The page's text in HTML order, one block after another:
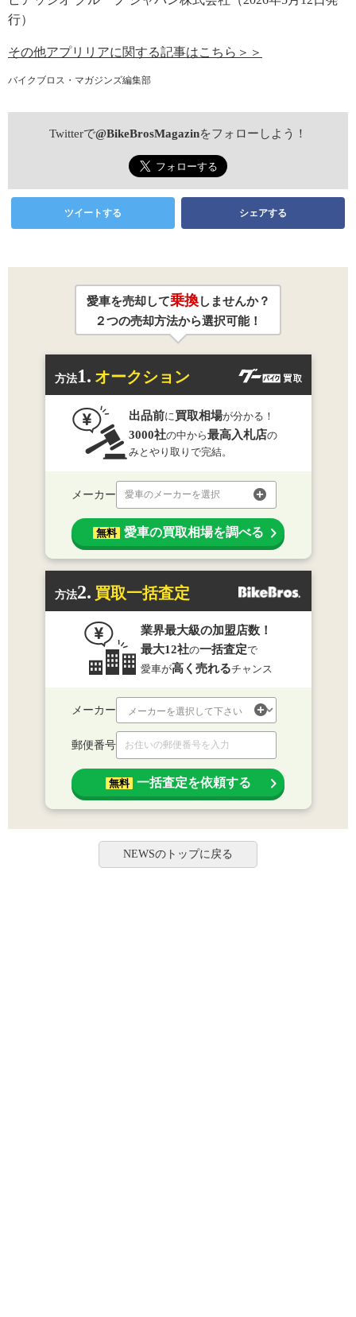
行）
その他アプリリアに関する記事はこちら＞＞
バイクブロス・マガジンズ編集部
Twitterで@BikeBrosMagazinをフォローしよう！
ツイートする シェアする
愛車を売却して乗換しませんか？
２つの売却方法から選択可能！
方法1. オークション
出品前に買取相場が分かる！
3000社の中から最高入札店の
みとやり取りで完結。
メーカー 愛車のメーカーを選択
無料 愛車の買取相場を調べる
方法2. 買取一括査定
業界最大級の加盟店数！
最大12社の一括査定で
愛車が高く売れるチャンス
メーカー
郵便番号
無料 一括査定を依頼する
NEWSのトップに戻る